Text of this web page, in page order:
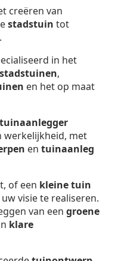
creëren van
stadstuin tot
.
in het
stadstuinen,
en het op maat
werkelijkheid, met
en tuinaanleg
of een kleine tuin
visie te realiseren.
van een groene
klare